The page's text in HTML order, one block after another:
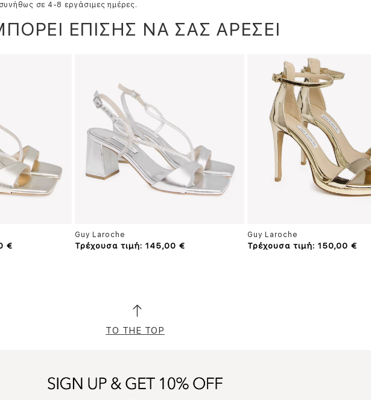
σε 4-8 εργάσιμες ημέρες.
ΕΠΙΣΗΣ ΝΑ ΣΑΣ ΑΡΕΣΕΙ
€
Guy Laroche
Τρέχουσα τιμή: 145,00 €
Guy Laroche
Τρέχουσα τιμή: 150,00 €
TO THE TOP